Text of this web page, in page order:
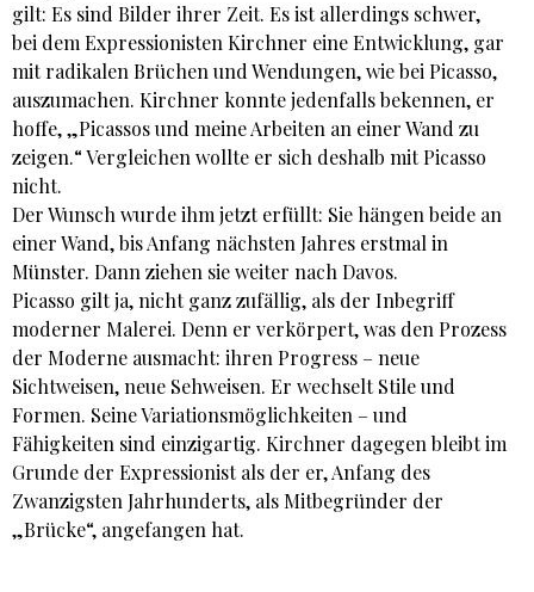
gilt: Es sind Bilder ihrer Zeit. Es ist allerdings schwer,
bei dem Expressionisten Kirchner eine Entwicklung, gar
mit radikalen Brüchen und Wendungen, wie bei Picasso,
auszumachen. Kirchner konnte jedenfalls bekennen, er
hoffe, „Picassos und meine Arbeiten an einer Wand zu
zeigen.“ Vergleichen wollte er sich deshalb mit Picasso
nicht.
Der Wunsch wurde ihm jetzt erfüllt: Sie hängen beide an
einer Wand, bis Anfang nächsten Jahres erstmal in
Münster. Dann ziehen sie weiter nach Davos.
Picasso gilt ja, nicht ganz zufällig, als der Inbegriff
moderner Malerei. Denn er verkörpert, was den Prozess
der Moderne ausmacht: ihren Progress – neue
Sichtweisen, neue Sehweisen. Er wechselt Stile und
Formen. Seine Variationsmöglichkeiten – und
Fähigkeiten sind einzigartig. Kirchner dagegen bleibt im
Grunde der Expressionist als der er, Anfang des
Zwanzigsten Jahrhunderts, als Mitbegründer der
„Brücke“, angefangen hat.